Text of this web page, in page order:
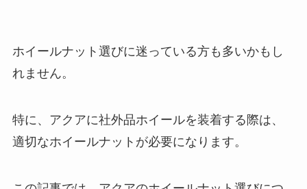
ホイールナット選びに迷っている方も多いかもし
れません。
特に、アクアに社外品ホイールを装着する際は、
適切なホイールナットが必要になります。